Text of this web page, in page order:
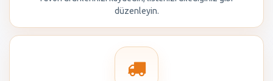
düzenleyin.